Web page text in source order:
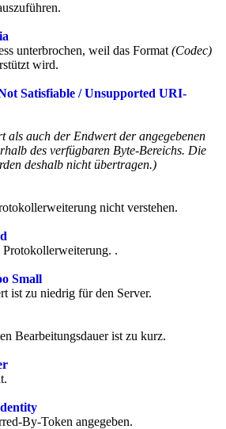
unterbrochen, weil das Format (Codec)
wird.
Satisfiable / Unsupported URI-
als auch der Endwert der angegebenen
des verfügbaren Byte-Bereichs. Die
deshalb nicht übertragen.)
nicht verstehen.
.
Small
ist zu niedrig für den Server.
Bearbeitungsdauer ist zu kurz.
By-Token angegeben.